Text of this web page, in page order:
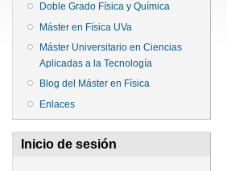
Doble Grado Física y Química
Máster en Física UVa
Máster Universitario en Ciencias
Aplicadas a la Tecnología
Blog del Máster en Física
Enlaces
Inicio de sesión